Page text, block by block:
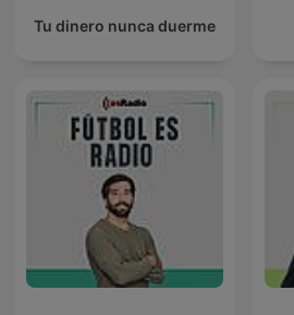
Tu dinero nunca duerme